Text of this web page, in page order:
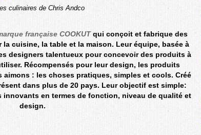
culinaires de Chris Andco
française COOKUTqui conçoit et fabrique des
cuisine, la table et la maison. Leur équipe, basée à
designers talentueux pour concevoir des produits à
Récompensés pour leur design, les produits
: les choses pratiques, simples et cools. Créé
dans plus de 20 pays. Leur objectif est simple:
en termes de fonction, niveau de qualité et
design.